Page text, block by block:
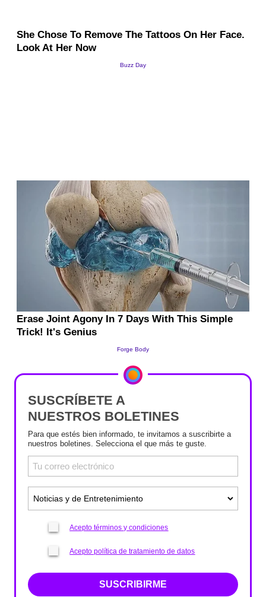
SUSCRÍBETE A
NUESTROS BOLETINES
Para que estés bien informado, te invitamos a suscribirte a
nuestros boletines. Selecciona el que más te guste.
Acepto términos y condiciones
Acepto política de tratamiento de datos
SUSCRIBIRME